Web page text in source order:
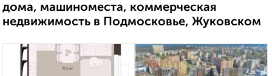
дома, машиноместа, коммерческая
недвижимость в Подмосковье, Жуковском